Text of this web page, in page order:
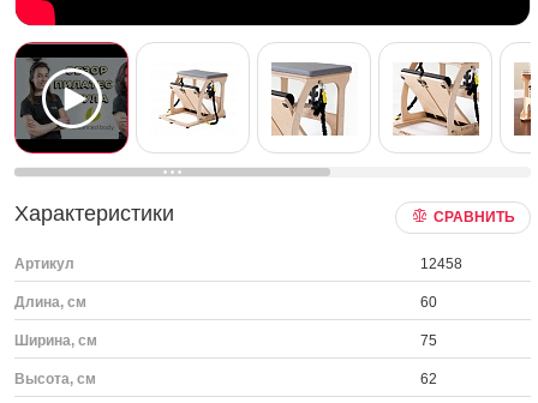
Характеристики СРАВНИТЬ
Артикул 12458
Длина, см 60
Ширина, см 75
Высота, см 62